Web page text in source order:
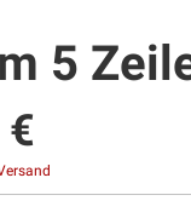
5
€